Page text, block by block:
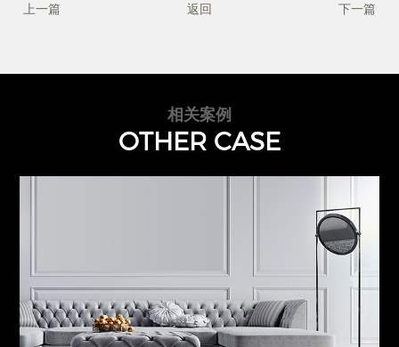
上一篇 下一篇
返回
相关案例
OTHER CASE